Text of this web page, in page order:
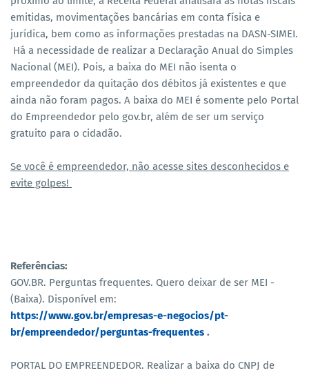
emitidas, movimentações bancárias em conta física e
jurídica, bem como as informações prestadas na DASN-SIMEI.
Há a necessidade de realizar a Declaração Anual do Simples
Nacional (MEI). Pois, a baixa do MEI não isenta o
empreendedor da quitação dos débitos já existentes e que
ainda não foram pagos. A baixa do MEI é somente pelo Portal
do Empreendedor pelo gov.br, além de ser um serviço
gratuito para o cidadão.
Se você é empreendedor, não acesse sites desconhecidos e
evite golpes!
Referências:
GOV.BR. Perguntas frequentes. Quero deixar de ser MEI -
(Baixa). Disponível em:
https://www.gov.br/empresas-e-negocios/pt-
br/empreendedor/perguntas-frequentes .
PORTAL DO EMPREENDEDOR. Realizar a baixa do CNPJ de